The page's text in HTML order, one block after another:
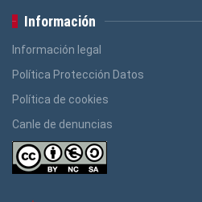
Información
Información legal
Política Protección Datos
Política de cookies
Canle de denuncias